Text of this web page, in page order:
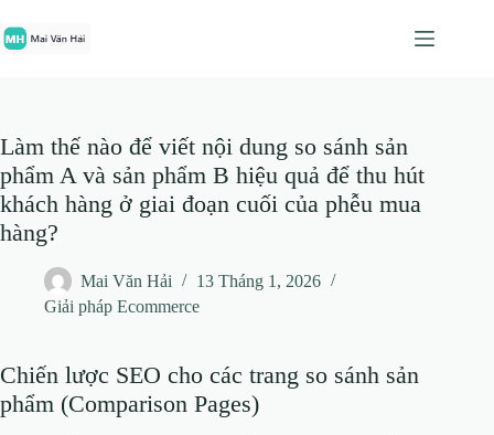
đến
phần
Làm thế nào để viết nội dung so sánh sản
phẩm A và sản phẩm B hiệu quả để thu hút
khách hàng ở giai đoạn cuối của phễu mua
hàng?
Mai Văn Hải
13 Tháng 1, 2026
Giải pháp Ecommerce
Chiến lược SEO cho các trang so sánh sản
phẩm (Comparison Pages)